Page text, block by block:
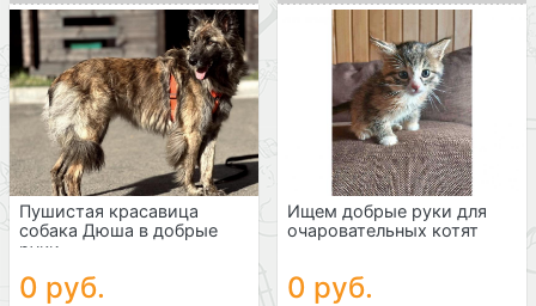
Пушистая красавица
собака Дюша в добрые
руки
0 руб.
Ищем добрые руки для
очаровательных котят
0 руб.